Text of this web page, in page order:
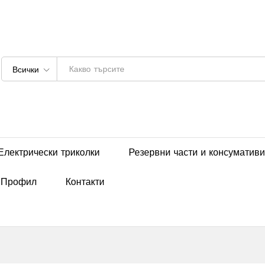
Всички
триколки Резервни части и консумативи
Профил Контакти